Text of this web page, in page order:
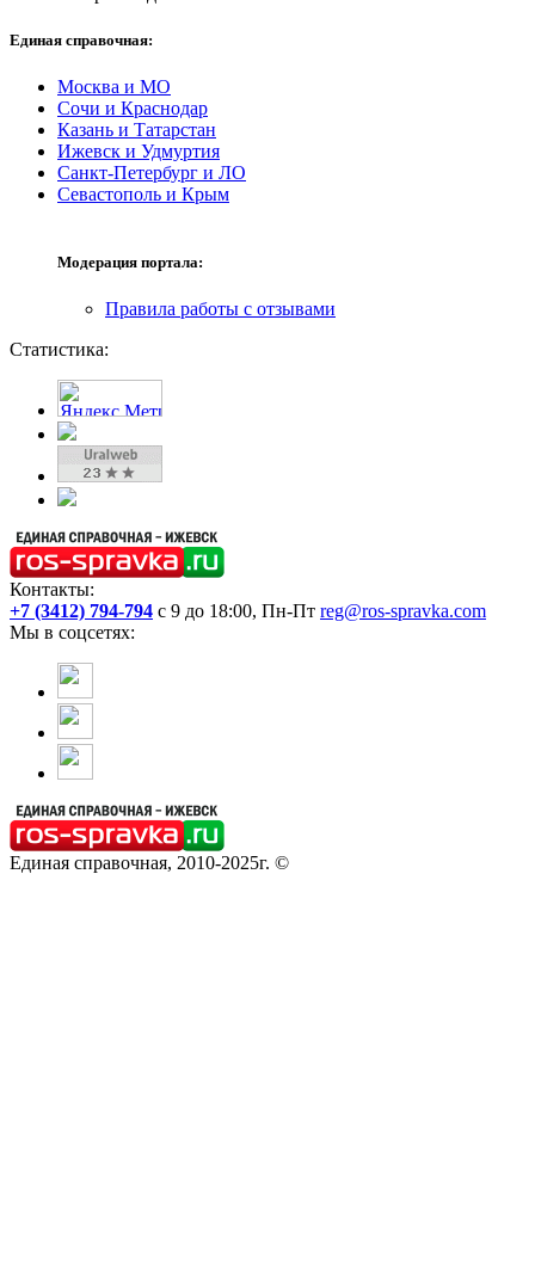
Единая справочная:
Москва и МО
Сочи и Краснодар
Казань и Татарстан
Ижевск и Удмуртия
Санкт-Петербург и ЛО
Севастополь и Крым
Модерация портала:
Правила работы с отзывами
Статистика:
Контакты:
+7 (3412) 794-794 с 9 до 18:00, Пн-Пт reg@ros-spravka.com
Мы в соцсетях:
Единая справочная, 2010-2025г. ©